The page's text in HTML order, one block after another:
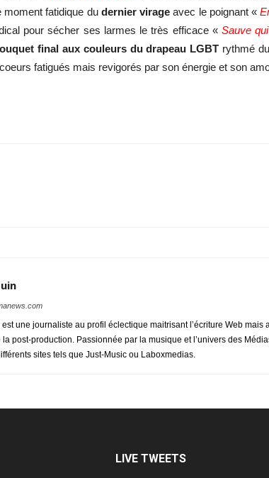
moment fatidique du dernier virage avec le poignant «
pour sécher ses larmes le très efficace «Sauve
final aux couleurs du drapeau LGBT rythmé
fatigués mais revigorés par son énergie et son
une journaliste au profil éclectique maitrisant l’écriture Web mais
post-production. Passionnée par la musique et l’univers des
sites tels que Just-Music ou Laboxmedias.
LIVE TWEETS